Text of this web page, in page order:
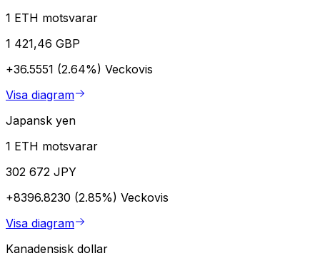
1 ETH motsvarar
1 421,46 GBP
+36.5551 (2.64%) Veckovis
Visa diagram
Japansk yen
1 ETH motsvarar
302 672 JPY
+8396.8230 (2.85%) Veckovis
Visa diagram
Kanadensisk dollar